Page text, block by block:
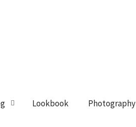
Lookbook Photography